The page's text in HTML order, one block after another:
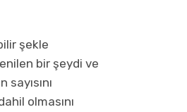
şekle
bir şeydi ve
olmasını